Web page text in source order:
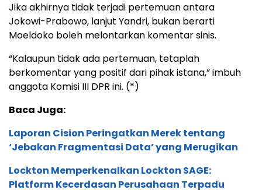
Jika akhirnya tidak terjadi pertemuan antara
Jokowi-Prabowo, lanjut Yandri, bukan berarti
Moeldoko boleh melontarkan komentar sinis.
“Kalaupun tidak ada pertemuan, tetaplah
berkomentar yang positif dari pihak istana,” imbuh
anggota Komisi III DPR ini. (*)
Baca Juga:
Laporan Cision Peringatkan Merek tentang
‘Jebakan Fragmentasi Data’ yang Merugikan
Lockton Memperkenalkan Lockton SAGE:
Platform Kecerdasan Perusahaan Terpadu